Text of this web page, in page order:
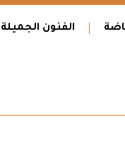
الفنون الجميلة